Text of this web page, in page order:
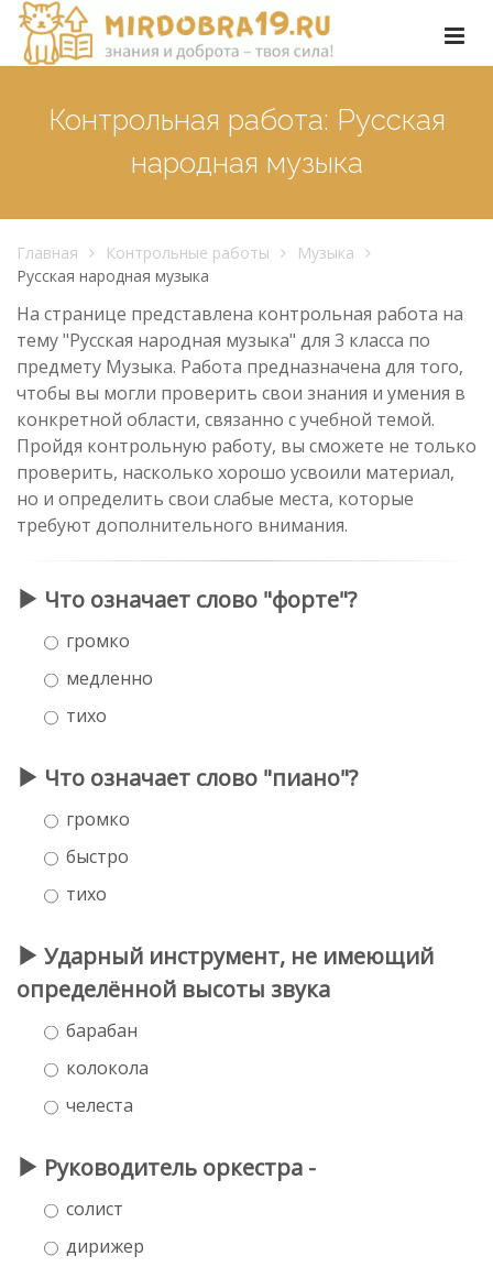
Контрольная работа: Русская
народная музыка
Главная Контрольные работы
Музыка
Русская народная музыка
На странице представлена контрольная работа на
тему "Русская народная музыка" для 3 класса по
предмету Музыка. Работа предназначена для того,
чтобы вы могли проверить свои знания и умения в
конкретной области, связанно с учебной темой.
Пройдя контрольную работу, вы сможете не только
проверить, насколько хорошо усвоили материал,
но и определить свои слабые места, которые
требуют дополнительного внимания.
Что означает слово "форте"?
громко
медленно
тихо
Что означает слово "пиано"?
громко
быстро
тихо
Ударный инструмент, не имеющий
определённой высоты звука
барабан
колокола
челеста
Руководитель оркестра -
солист
дирижер